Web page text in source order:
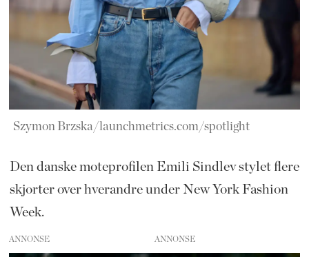
Szymon Brzska/launchmetrics.com/spotlight
Den danske moteprofilen Emili Sindlev stylet flere
skjorter over hverandre under New York Fashion
Week.
ANNONSE